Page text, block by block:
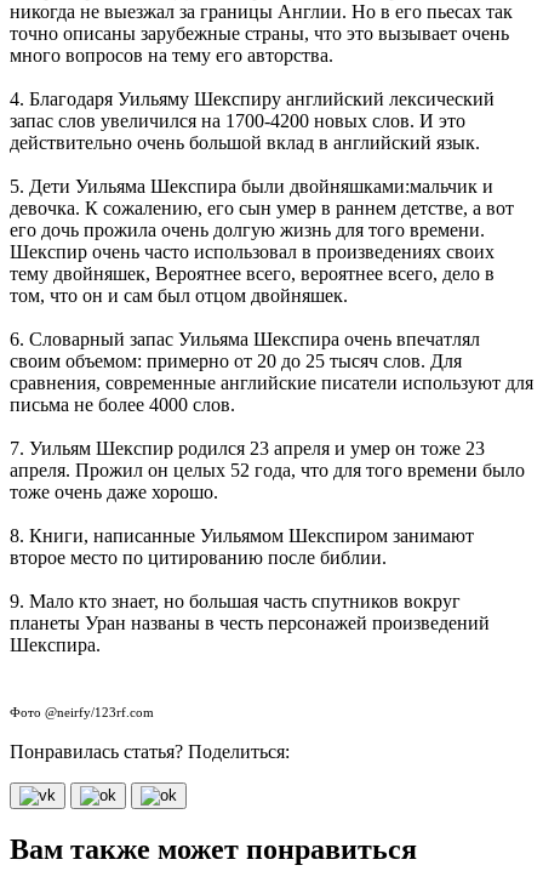
никогда не выезжал за границы Англии. Но в его пьесах так
точно описаны зарубежные страны, что это вызывает очень
много вопросов на тему его авторства.
4. Благодаря Уильяму Шекспиру английский лексический
запас слов увеличился на 1700-4200 новых слов. И это
действительно очень большой вклад в английский язык.
5. Дети Уильяма Шекспира были двойняшками:мальчик и
девочка. К сожалению, его сын умер в раннем детстве, а вот
его дочь прожила очень долгую жизнь для того времени.
Шекспир очень часто использовал в произведениях своих
тему двойняшек, Вероятнее всего, вероятнее всего, дело в
том, что он и сам был отцом двойняшек.
6. Словарный запас Уильяма Шекспира очень впечатлял
своим объемом: примерно от 20 до 25 тысяч слов. Для
сравнения, современные английские писатели используют для
письма не более 4000 слов.
7. Уильям Шекспир родился 23 апреля и умер он тоже 23
апреля. Прожил он целых 52 года, что для того времени было
тоже очень даже хорошо.
8. Книги, написанные Уильямом Шекспиром занимают
второе место по цитированию после библии.
9. Мало кто знает, но большая часть спутников вокруг
планеты Уран названы в честь персонажей произведений
Шекспира.
Фото @neirfy/123rf.com
Понравилась статья? Поделиться:
Вам также может понравиться